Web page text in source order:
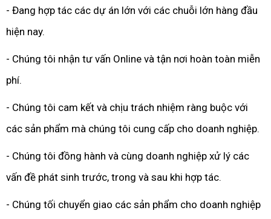
- Đang hợp tác các dự án lớn với các chuỗi lớn hàng đầu
hiện nay.
- Chúng tôi nhận tư vấn Online và tận nơi hoàn toàn miễn
phí.
- Chúng tôi cam kết và chịu trách nhiệm ràng buộc với
các sản phẩm mà chúng tôi cung cấp cho doanh nghiệp.
- Chúng tôi đồng hành và cùng doanh nghiệp xử lý các
vấn đề phát sinh trước, trong và sau khi hợp tác.
- Chúng tối chuyển giao các sản phẩm cho doanh nghiệp